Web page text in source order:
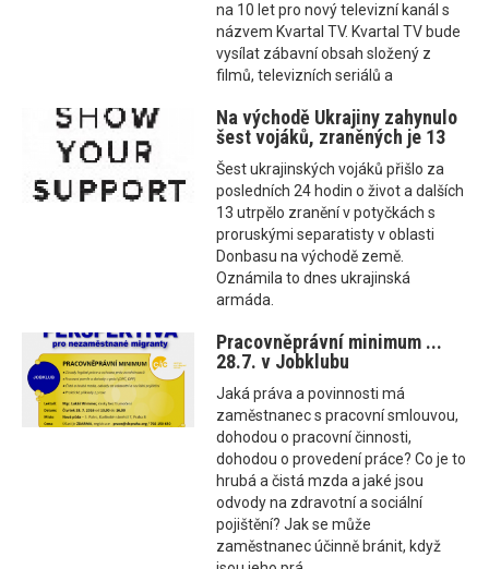
na 10 let pro nový televizní kanál s
názvem Kvartal TV. Kvartal TV bude
vysílat zábavní obsah složený z
filmů, televizních seriálů a
Na východě Ukrajiny zahynulo
šest vojáků, zraněných je 13
Šest ukrajinských vojáků přišlo za
posledních 24 hodin o život a dalších
13 utrpělo zranění v potyčkách s
proruskými separatisty v oblasti
Donbasu na východě země.
Oznámila to dnes ukrajinská
armáda.
Pracovněprávní minimum ...
28.7. v Jobklubu
Jaká práva a povinnosti má
zaměstnanec s pracovní smlouvou,
dohodou o pracovní činnosti,
dohodou o provedení práce? Co je to
hrubá a čistá mzda a jaké jsou
odvody na zdravotní a sociální
pojištění? Jak se může
zaměstnanec účinně bránit, když